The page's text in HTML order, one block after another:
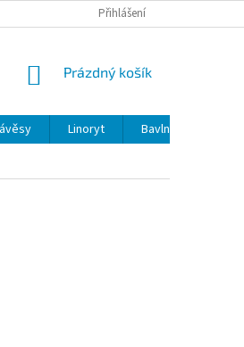
Přihlášení
NÁKUPNÍ
Prázdný košík
Linoryt Bavlna